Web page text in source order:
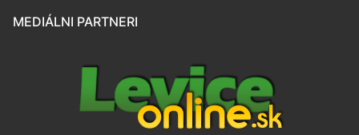
MEDIÁLNI PARTNERI